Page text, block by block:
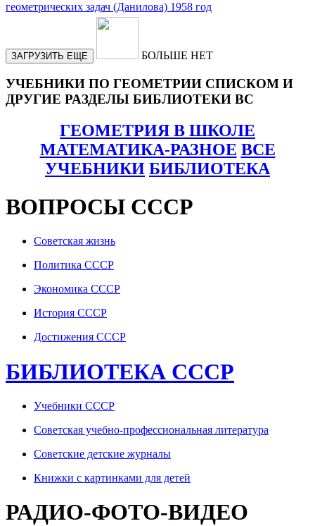
ЗАГРУЗИТЬ ЕЩЕ БОЛЬШЕ НЕТ
УЧЕБНИКИ ПО ГЕОМЕТРИИ СПИСКОМ И
ДРУГИЕ РАЗДЕЛЫ БИБЛИОТЕКИ ВС
ГЕОМЕТРИЯ В ШКОЛЕ
МАТЕМАТИКА-РАЗНОЕ ВСЕ
УЧЕБНИКИ БИБЛИОТЕКА
ВОПРОСЫ СССР
Советская жизнь
Политика СССР
Экономика СССР
История СССР
Достижения СССР
БИБЛИОТЕКА СССР
Учебники СССР
Советская учебно-профессиональная литература
Советские детские журналы
Книжки с картинками для детей
РАДИО-ФОТО-ВИДЕО